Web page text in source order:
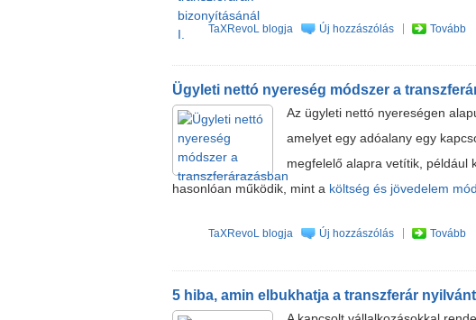
TaXRevoL blogja Új hozzászólás Tovább
Ügyleti nettó nyereség módszer a
Az ügyleti nettó nyereségen
amelyet egy adóalany egy
megfelelő alapra vetítik, például
hasonlóan működik, mint a költség és jövedelem
TaXRevoL blogja Új hozzászólás Tovább
5 hiba, amin elbukhatja a transzferár